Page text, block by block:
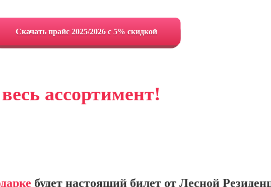
Cкачать прайс 2025/2026 с 5% скидкой
ассортимент!
будет настоящий билет от Лесной